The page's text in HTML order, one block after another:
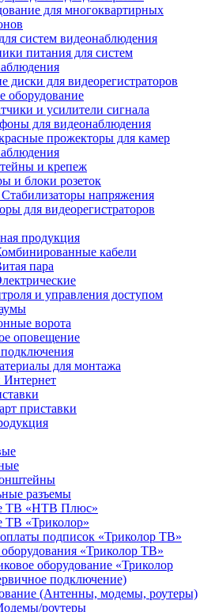
для многоквартирных
систем видеонаблюдения
питания для систем
диски для видеорегистраторов
оборудование
и усилители сигнала
для видеонаблюдения
прожекторы для камер
и крепеж
и блоки розеток
напряжения
для видеорегистраторов
продукция
кабели
пара
и управления доступом
ворота
оповещение
для монтажа
приставки
разъемы
ТВ «НТВ Плюс»
ТВ «Триколор»
подписок «Триколор ТВ»
«Триколор ТВ»
оборудование «Триколор
подключение)
(Антенны, модемы, роутеры)
роутеры